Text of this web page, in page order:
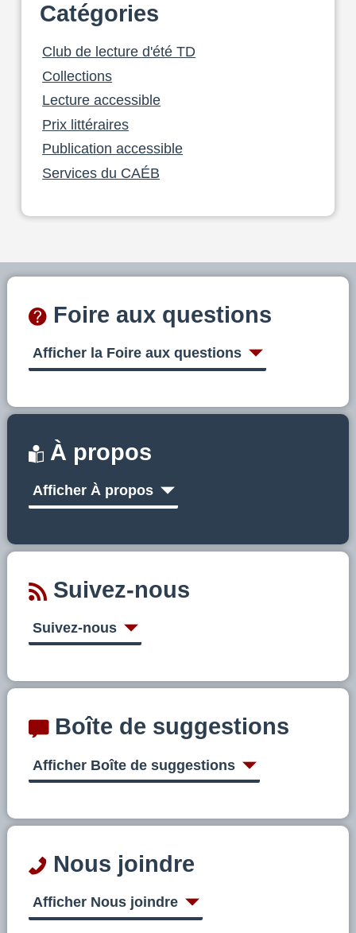
Catégories
Club de lecture d'été TD
Collections
Lecture accessible
Prix littéraires
Publication accessible
Services du CAÉB
Foire aux questions
Afficher la Foire aux questions
À propos
Afficher À propos
Suivez-nous
Suivez-nous
Boîte de suggestions
Afficher Boîte de suggestions
Nous joindre
Afficher Nous joindre